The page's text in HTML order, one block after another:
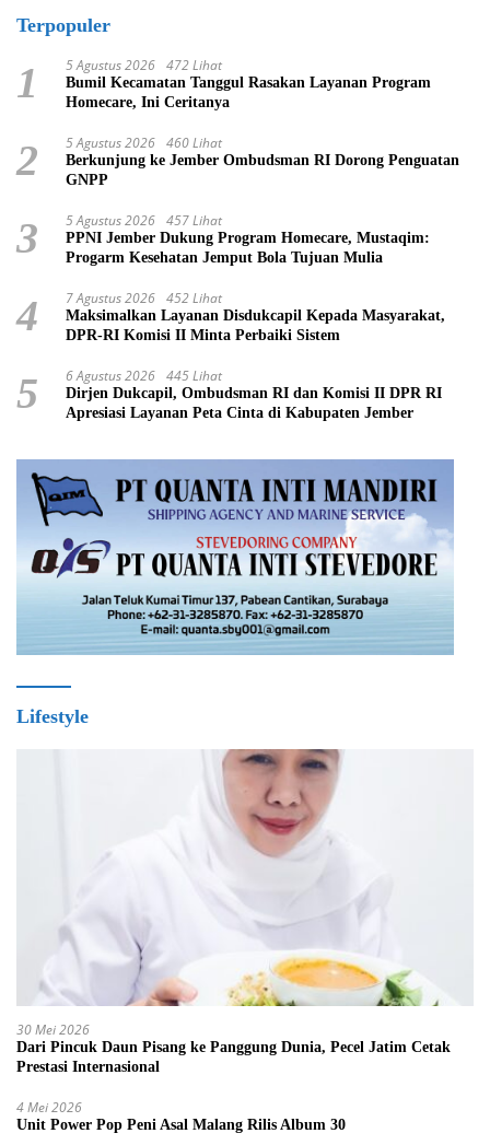
Terpopuler
1 5 Agustus 2026 472 Lihat
Bumil Kecamatan Tanggul Rasakan Layanan Program
Homecare, Ini Ceritanya
2 5 Agustus 2026 460 Lihat
Berkunjung ke Jember Ombudsman RI Dorong Penguatan
GNPP
3 5 Agustus 2026 457 Lihat
PPNI Jember Dukung Program Homecare, Mustaqim:
Progarm Kesehatan Jemput Bola Tujuan Mulia
4 7 Agustus 2026 452 Lihat
Maksimalkan Layanan Disdukcapil Kepada Masyarakat,
DPR-RI Komisi II Minta Perbaiki Sistem
5 6 Agustus 2026 445 Lihat
Dirjen Dukcapil, Ombudsman RI dan Komisi II DPR RI
Apresiasi Layanan Peta Cinta di Kabupaten Jember
Lifestyle
30 Mei 2026
Dari Pincuk Daun Pisang ke Panggung Dunia, Pecel Jatim Cetak
Prestasi Internasional
4 Mei 2026
Unit Power Pop Peni Asal Malang Rilis Album 30